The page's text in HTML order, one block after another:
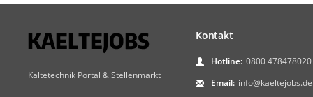
Kältetechnik Portal & Stellenmarkt
Kontakt
Hotline: 0800 478478020
Email: info@kaeltejobs.de